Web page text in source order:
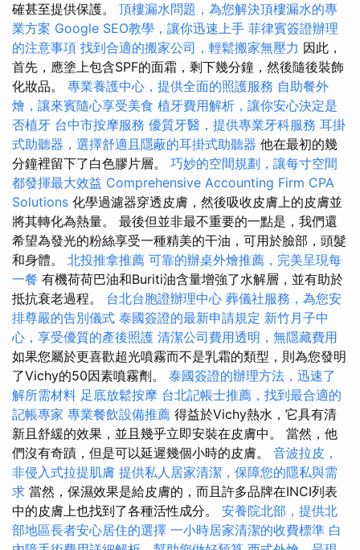
確甚至提供保護。 頂樓漏水問題，為您解決頂樓漏水的專
業方案 Google SEO教學，讓你迅速上手 菲律賓簽證辦理
的注意事項 找到合適的搬家公司，輕鬆搬家無壓力 因此，
首先，應塗上包含SPF的面霜，剩下幾分鐘，然後隨後裝飾
化妝品。 專業養護中心，提供全面的照護服務 自助餐外
燴，讓來賓隨心享受美食 植牙費用解析，讓你安心決定是
否植牙 台中市按摩服務 優質牙醫，提供專業牙科服務 耳掛
式助聽器，選擇舒適且隱蔽的耳掛式助聽器 他在最初的幾
分鐘裡留下了白色膠片層。 巧妙的空間規劃，讓每寸空間
都發揮最大效益 Comprehensive Accounting Firm CPA
Solutions 化學過濾器穿透皮膚，然後吸收皮膚上的皮膚並
將其轉化為熱量。 最後但並非最不重要的一點是，我們還
希望為發光的粉絲享受一種精美的干油，可用於臉部，頭髮
和身體。 北投推拿推薦 可靠的辦桌外燴推薦，完美呈現每
一餐 有機荷荷巴油和Buriti油含量增強了水解層，並有助於
抵抗衰老過程。 台北台胞證辦理中心 葬儀社服務，為您安
排尊嚴的告別儀式 泰國簽證的最新申請規定 新竹月子中
心，享受優質的產後照護 清潔公司費用透明，無隱藏費用
如果您屬於更喜歡超光噴霧而不是乳霜的類型，則為您發明
了Vichy的50因素噴霧劑。 泰國簽證的辦理方法，迅速了
解所需材料 足底放鬆按摩 台北記帳士推薦，找到最合適的
記帳專家 專業餐飲設備推薦 得益於Vichy熱水，它具有清
新且舒緩的效果，並且幾乎立即安裝在皮膚中。 當然，他
們沒有奇蹟，但是可以延遲幾個小時的皮膚。 音波拉皮，
非侵入式拉提肌膚 提供私人居家清潔，保障您的隱私與需
求 當然，保濕效果是給皮膚的，而且許多品牌在INCI列表
中的皮膚上也找到了各種活性成分。 安養院北部，提供北
部地區長者安心居住的選擇 一小時居家清潔的收費標準 白